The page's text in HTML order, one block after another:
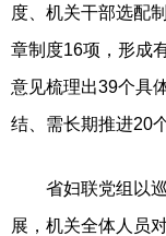
度、机关干部选配
章制度16项，形成
意见梳理出39个具
结、需长期推进20个
省妇联党组以巡
展，机关全体人员